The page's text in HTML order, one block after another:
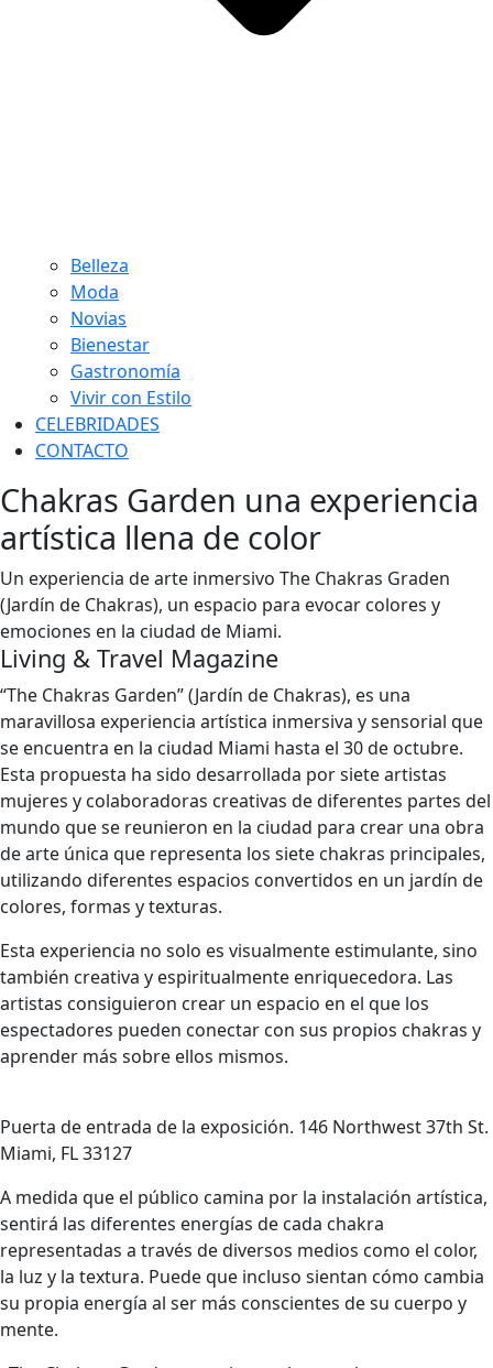
Belleza
Moda
Novias
Bienestar
Gastronomía
Vivir con Estilo
CELEBRIDADES
CONTACTO
Chakras Garden una experiencia
artística llena de color
Un experiencia de arte inmersivo The Chakras Graden
(Jardín de Chakras), un espacio para evocar colores y
emociones en la ciudad de Miami.
Living & Travel Magazine
“The Chakras Garden” (Jardín de Chakras), es una
maravillosa experiencia artística inmersiva y sensorial que
se encuentra en la ciudad Miami hasta el 30 de octubre.
Esta propuesta ha sido desarrollada por siete artistas
mujeres y colaboradoras creativas de diferentes partes del
mundo que se reunieron en la ciudad para crear una obra
de arte única que representa los siete chakras principales,
utilizando diferentes espacios convertidos en un jardín de
colores, formas y texturas.
Esta experiencia no solo es visualmente estimulante, sino
también creativa y espiritualmente enriquecedora. Las
artistas consiguieron crear un espacio en el que los
espectadores pueden conectar con sus propios chakras y
aprender más sobre ellos mismos.
Puerta de entrada de la exposición. 146 Northwest 37th St.
Miami, FL 33127
A medida que el público camina por la instalación artística,
sentirá las diferentes energías de cada chakra
representadas a través de diversos medios como el color,
la luz y la textura. Puede que incluso sientan cómo cambia
su propia energía al ser más conscientes de su cuerpo y
mente.